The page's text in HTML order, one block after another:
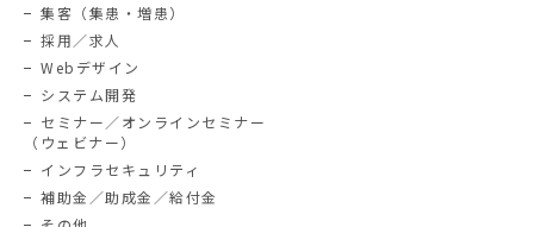
集客（集患・増患）
採用／求人
Webデザイン
システム開発
セミナー／オンラインセミナー
（ウェビナー）
インフラセキュリティ
補助金／助成金／給付金